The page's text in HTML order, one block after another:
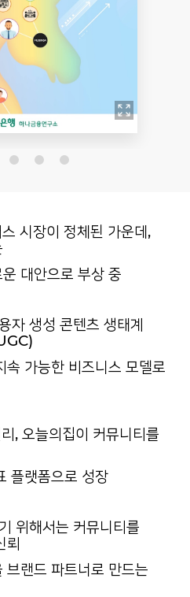
시장이 정체된 가운데,
대안으로 부상 중
자 생성 콘텐츠 생태계
속 가능한 비즈니스 모델로
, 오늘의집이 커뮤니티를
플랫폼으로 성장
위해서는 커뮤니티를
뢰
브랜드 파트너로 만드는